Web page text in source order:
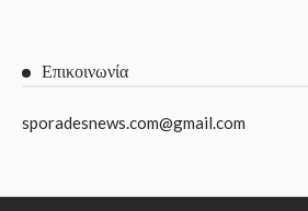
Επικοινωνία
sporadesnews.com@gmail.com